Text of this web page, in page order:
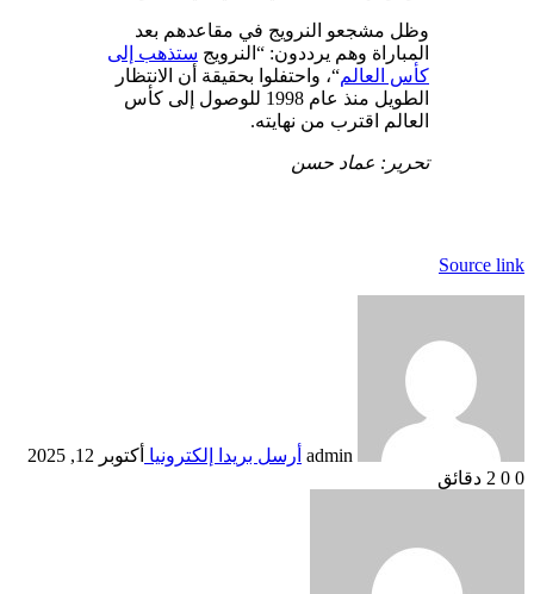
وظل مشجعو النرويج في مقاعدهم بعد
المباراة وهم يرددون: “النرويج ستذهب إلى
كأس العالم“، واحتفلوا بحقيقة أن الانتظار
الطويل منذ عام 1998 للوصول إلى كأس
العالم اقترب من نهايته.
تحرير: عماد حسن
Source link
admin أرسل بريدا إلكترونيا أكتوبر 12, 2025
0
2 دقائق